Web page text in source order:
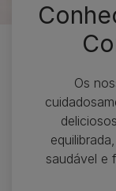
Os
saudável e